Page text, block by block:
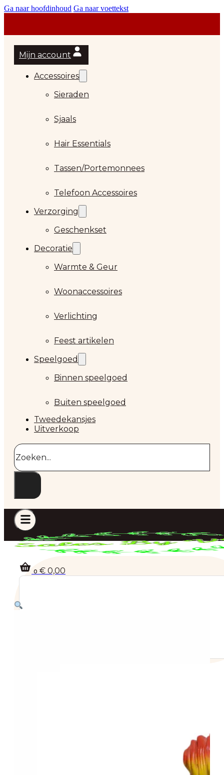
Ga naar hoofdinhoud Ga naar voettekst
Mijn account
Accessoires
Sieraden
Sjaals
Hair Essentials
Tassen/Portemonnees
Telefoon Accessoires
Verzorging
Geschenkset
Decoratie
Warmte & Geur
Woonaccessoires
Verlichting
Feest artikelen
Speelgoed
Binnen speelgoed
Buiten speelgoed
Tweedekansjes
Uitverkoop
Zoeken
0 € 0,00